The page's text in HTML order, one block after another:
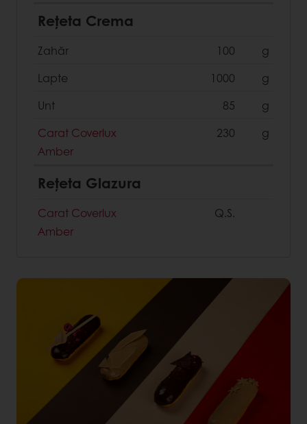
Rețeta Crema
Zahăr 100
g
Lapte
1000
g
Unt
85
g
Carat Coverlux
Amber
230 g
Rețeta Glazura
Carat Coverlux
Amber
Q.S.